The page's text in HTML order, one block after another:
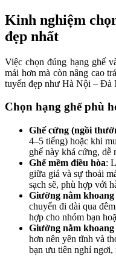
Kinh nghiệm
đẹp nhất
Việc chọn đúng hạng ghế
mái hơn mà còn nâng cao
tuyến đẹp như Hà Nội – Đà
Chọn hạng ghế phù
Ghế cứng (ngồi
4–5 tiếng) hoặc khi
ghế này khá cứng, dễ
Ghế mềm điều hòa:
giữa giá và sự thoải
sạch sẽ, phù hợp với
Giường nằm
chuyến đi dài qua
hợp cho nhóm bạn
Giường nằm
hơn nên yên tĩnh và
bạn ưu tiên nghỉ